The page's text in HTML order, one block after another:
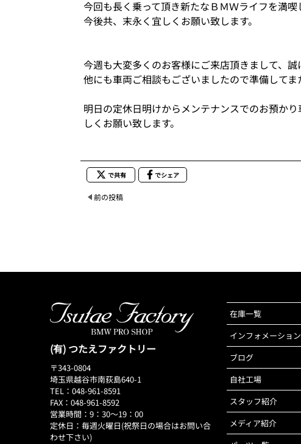
今回も長く乗って頂き新たなＢＭＷライフを満喫
今後共、末永く宜しくお願い致します。
今週も大変多くのお客様にご来店頂きまして、誠
他にも車両ご相談もございましたので準備してま
明日の定休日明けからメンテナンスでのお預か
しくお願い致します。
で共有 でシェア
前の投稿
(有) つたえファクトリー
〒343-0804
埼玉県越谷市南荻島640-1
TEL：048-961-8591
FAX：048-961-8592
営業時間：9：30～19：00
定休日：毎週火曜日(祝祭日の場合はお問い合
わせ下さい)
在庫一覧
インフォメーション
ブログ
自社工場
スタッフ紹介
メディア紹介